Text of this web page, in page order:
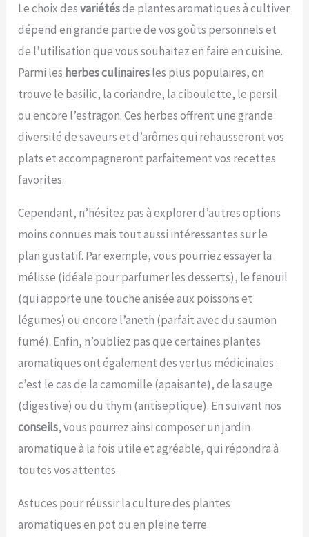
Le choix desvariétésde plantes aromatiques à cultiver
dépend en grande partie de vos goûts personnels et
de l’utilisation que vous souhaitez en faire en cuisine.
Parmi les herbes culinairesles plus populaires, on
trouve le basilic, la coriandre, la ciboulette, le persil
ou encore l’estragon. Ces herbes offrent une grande
diversité de saveurs et d’arômes qui rehausseront vos
plats et accompagneront parfaitement vos recettes
favorites.
Cependant, n’hésitez pas à explorer d’autres options
moins connues mais tout aussi intéressantes sur le
plan gustatif. Par exemple, vous pourriez essayer la
mélisse (idéale pour parfumer les desserts), le fenouil
(qui apporte une touche anisée aux poissons et
légumes) ou encore l’aneth (parfait avec du saumon
fumé). Enfin, n’oubliez pas que certaines plantes
aromatiques ont également des vertus médicinales :
c’est le cas de la camomille (apaisante), de la sauge
(digestive) ou du thym (antiseptique). En suivant nos
conseils, vous pourrez ainsi composer un jardin
aromatique à la fois utile et agréable, qui répondra à
toutes vos attentes.
Astuces pour réussir la culture des plantes
aromatiques en pot ou en pleine terre